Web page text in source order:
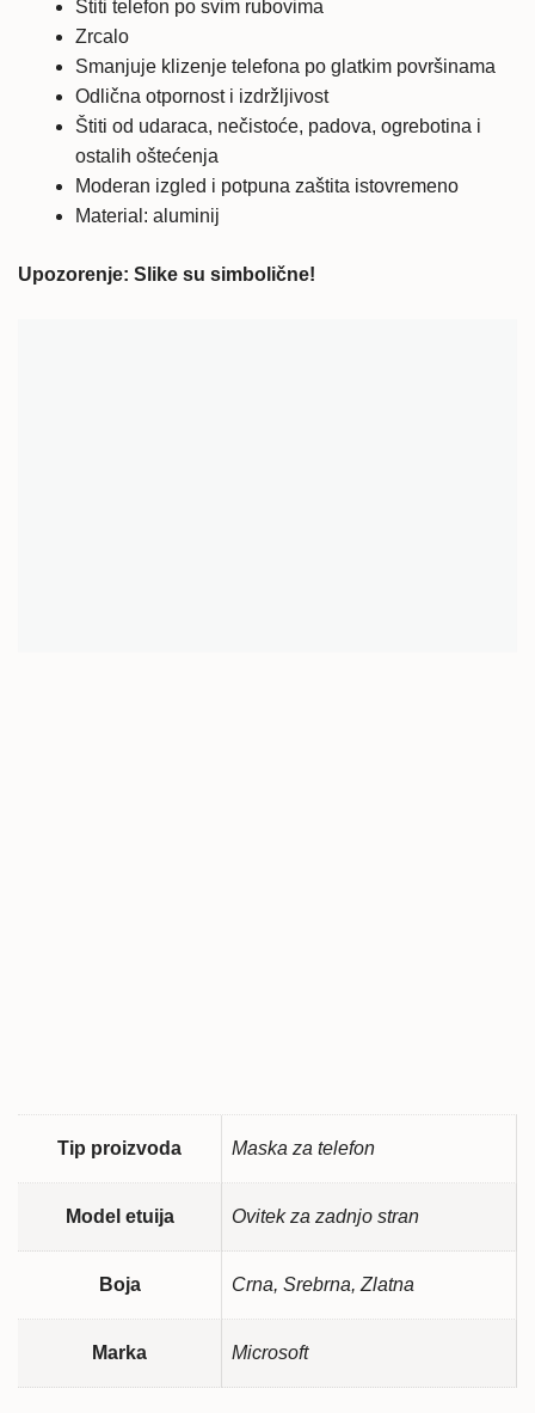
Štiti telefon po svim rubovima
Zrcalo
Smanjuje klizenje telefona po glatkim površinama
Odlična otpornost i izdržljivost
Štiti od udaraca, nečistoće, padova, ogrebotina i
ostalih oštećenja
Moderan izgled i potpuna zaštita istovremeno
Material: aluminij
Upozorenje: Slike su simbolične!
Tip proizvoda Maska za telefon
Model etuija Ovitek za zadnjo stran
Boja Crna, Srebrna, Zlatna
Marka Microsoft